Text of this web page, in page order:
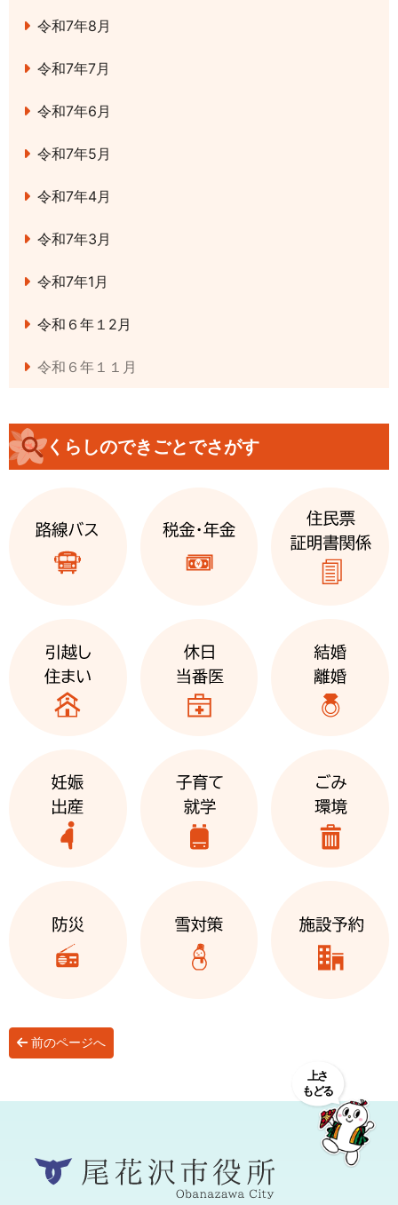
令和7年8月
令和7年7月
令和7年6月
令和7年5月
令和7年4月
令和7年3月
令和7年1月
令和６年１2月
令和６年１１月
くらしのできごとでさがす
前のページへ